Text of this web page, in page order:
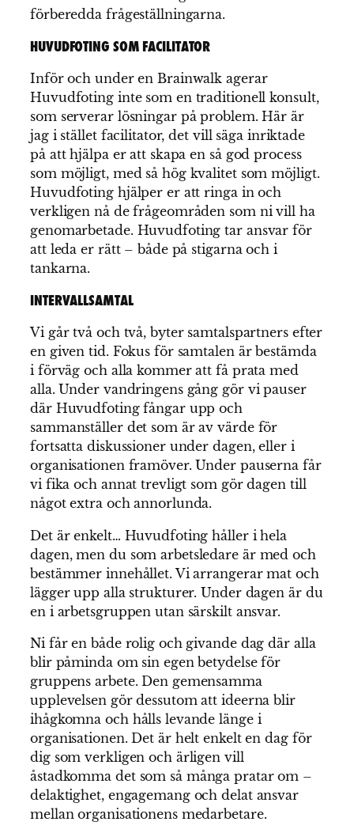
förberedda frågeställningarna.
HUVUDFOTING SOM FACILITATOR
Inför och under en Brainwalk agerar
Huvudfoting inte som en traditionell konsult,
som serverar lösningar på problem. Här är
jag i stället facilitator, det vill säga inriktade
på att hjälpa er att skapa en så god process
som möjligt, med så hög kvalitet som möjligt.
Huvudfoting hjälper er att ringa in och
verkligen nå de frågeområden som ni vill ha
genomarbetade. Huvudfoting tar ansvar för
att leda er rätt – både på stigarna och i
tankarna.
INTERVALLSAMTAL
Vi går två och två, byter samtalspartners efter
en given tid. Fokus för samtalen är bestämda
i förväg och alla kommer att få prata med
alla. Under vandringens gång gör vi pauser
där Huvudfoting fångar upp och
sammanställer det som är av värde för
fortsatta diskussioner under dagen, eller i
organisationen framöver. Under pauserna får
vi fika och annat trevligt som gör dagen till
något extra och annorlunda.
Det är enkelt… Huvudfoting håller i hela
dagen, men du som arbetsledare är med och
bestämmer innehållet. Vi arrangerar mat och
lägger upp alla strukturer. Under dagen är du
en i arbetsgruppen utan särskilt ansvar.
Ni får en både rolig och givande dag där alla
blir påminda om sin egen betydelse för
gruppens arbete. Den gemensamma
upplevelsen gör dessutom att ideerna blir
ihågkomna och hålls levande länge i
organisationen. Det är helt enkelt en dag för
dig som verkligen och ärligen vill
åstadkomma det som så många pratar om –
delaktighet, engagemang och delat ansvar
mellan organisationens medarbetare.